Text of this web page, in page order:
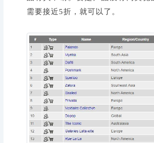
需要接近5折，就可以了。